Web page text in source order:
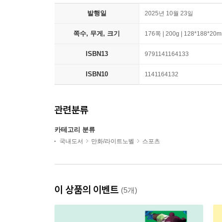
발행일 2025년 10월 23일
쪽수, 무게, 크기 176쪽 | 200g |
ISBN13 9791141164133
ISBN10 1141164132
관련분류
카테고리 분류
국내도서 만화/라이트노벨 스포츠
이 상품의 이벤트 (5개)